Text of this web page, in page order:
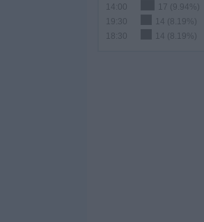
17 (9.94%)
19:30
14 (8.19%)
18:30
14 (8.19%)